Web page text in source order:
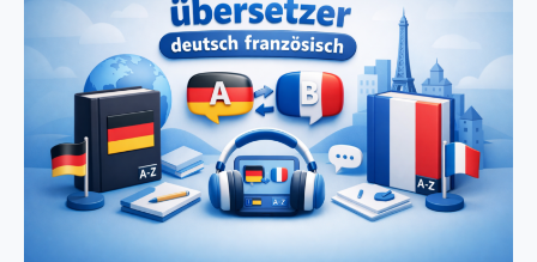
Einfach
erklärt
für
Schule,